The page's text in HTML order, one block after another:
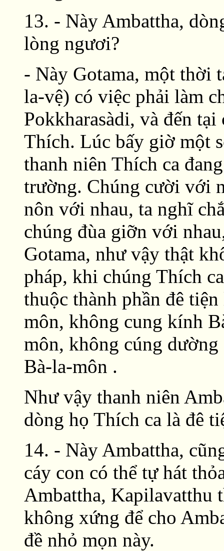
13. - Này Ambattha,
lòng ngươi?
- Này Gotama, một thời
la-vệ) có việc phải làm
Pokkharasàdi, và đến
Thích. Lúc bấy giờ một
thanh niên Thích ca
trường. Chúng cười với
nôn với nhau, ta nghĩ
chúng đùa giỡn với
Gotama, như vậy thật
pháp, khi chúng Thích
thuộc thành phần đê
môn, không cung kính
môn, không cúng
Bà-la-môn .
Như vậy thanh niên
dòng họ Thích ca là đê
14. - Này Ambattha,
cáy con có thể tự hát
Ambattha, Kapilavatthu
không xứng để cho
đề nhỏ mọn này.